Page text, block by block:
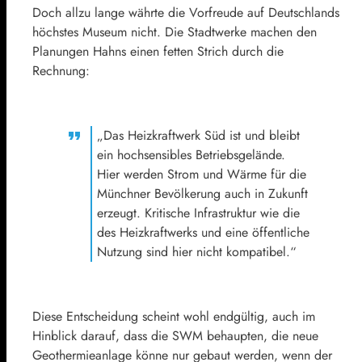
Doch allzu lange währte die Vorfreude auf Deutschlands
höchstes Museum nicht. Die Stadtwerke machen den
Planungen Hahns einen fetten Strich durch die
Rechnung:
„Das Heizkraftwerk Süd ist und bleibt
ein hochsensibles Betriebsgelände.
Hier werden Strom und Wärme für die
Münchner Bevölkerung auch in Zukunft
erzeugt. Kritische Infrastruktur wie die
des Heizkraftwerks und eine öffentliche
Nutzung sind hier nicht kompatibel.“
Diese Entscheidung scheint wohl endgültig, auch im
Hinblick darauf, dass die SWM behaupten, die neue
Geothermieanlage könne nur gebaut werden, wenn der